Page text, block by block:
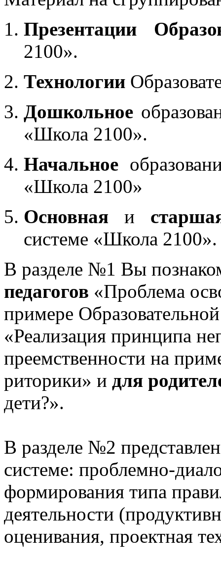
Презентации
2100».
Технологии
Дошкольное
«Школа 2100».
Начальное
«Школа 2100»
Основная и
системе «Школа 2100».
В разделе №1 Вы
педагогов «Проблема
примере
«Реализация принципа
преемственности на
риторики» и для
дети?».
В разделе №2
системе: проблемно-
формирования типа
деятельности
оценивания, проектная